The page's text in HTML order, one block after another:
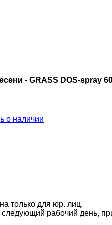
- GRASS DOS-spray
о наличии
только для юр. лиц.
рабочий день,